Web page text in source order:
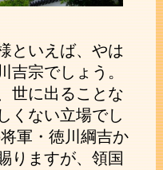
といえば、やは
吉宗でしょう。
世に出ることな
くない立場でし
軍・徳川綱吉か
りますが、領国